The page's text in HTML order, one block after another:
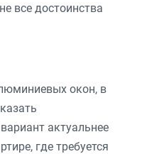
все достоинства
окон, в
актуальнее
где требуется